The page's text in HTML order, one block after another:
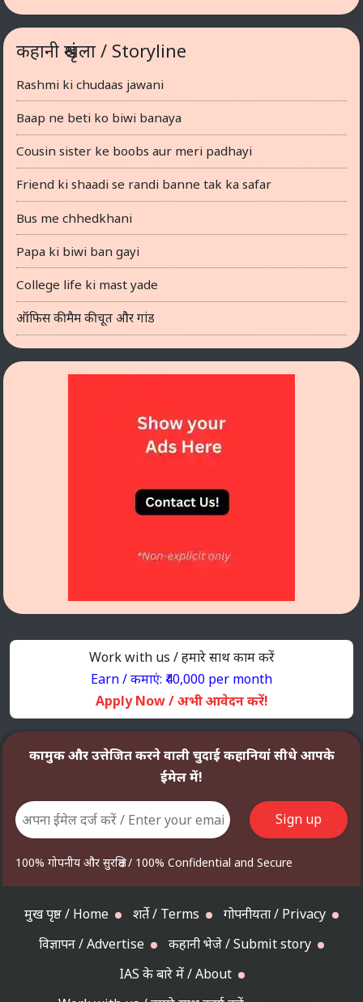
कहानी श्रृंखला / Storyline
Rashmi ki chudaas jawani
Baap ne beti ko biwi banaya
Cousin sister ke boobs aur meri padhayi
Friend ki shaadi se randi banne tak ka safar
Bus me chhedkhani
Papa ki biwi ban gayi
College life ki mast yade
ऑफिस की मैम की चूत और गांड
Work with us / हमारे साथ काम करें
Earn / कमाएं: ₹40,000 per month
Apply Now / अभी आवेदन करें!
कामुक और उत्तेजित करने वाली चुदाई कहानियां सीधे आपके
ईमेल में!
100% गोपनीय और सुरक्षित / 100% Confidential and Secure
मुख पृष्ठ / Home शर्ते / Terms
गोपनीयता / Privacy
विज्ञापन / Advertise
कहानी भेजे / Submit story
IAS के बारे में / About